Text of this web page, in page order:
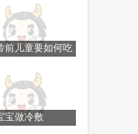
前儿童要如何吃
宝做冷敷